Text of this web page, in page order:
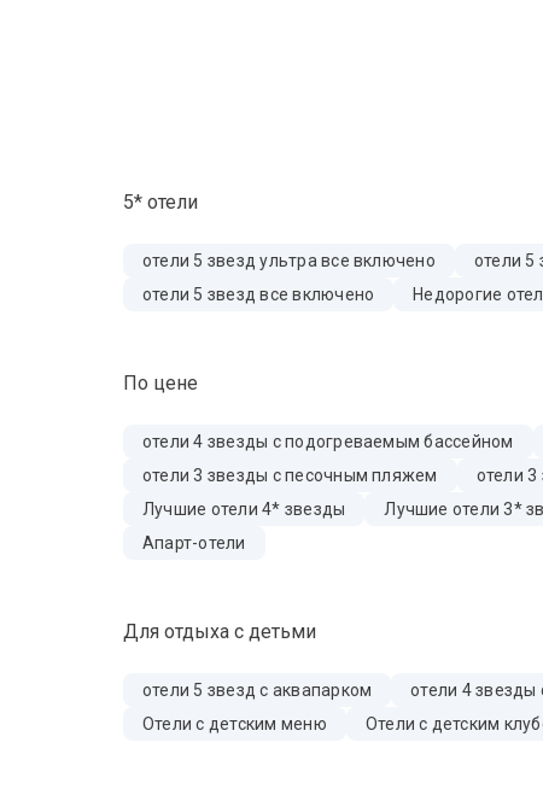
5* отели
отели 5 звезд ультра все включено отели 5
отели 5 звезд все включено
Недорогие
По цене
отели 4 звезды с подогреваемым бассейном
отели 3 звезды с песочным пляжем
отели
Лучшие отели 4* звезды
Лучшие отели 3*
Апарт-отели
Для отдыха с детьми
отели 5 звезд с аквапарком отели 4 звезды
Отели с детским меню
Отели с детским